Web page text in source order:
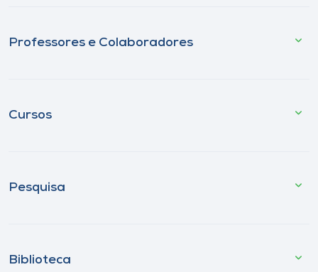
Professores e Colaboradores
Cursos
Pesquisa
Biblioteca